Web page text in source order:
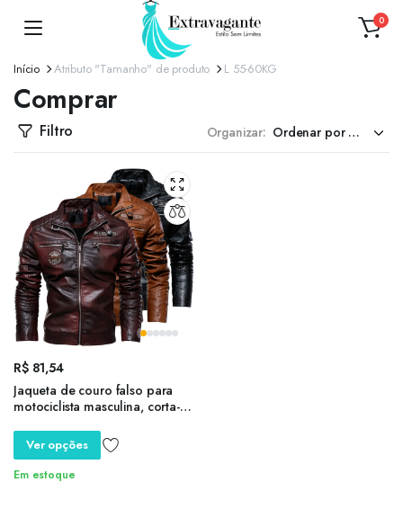
0
Início Atributo "Tamanho" de produto L 55-60KG
Comprar
Filtro Organizar:
R$81,54
Jaqueta de couro falso para
motociclista masculina, corta-
casaco fino,
Ver opções
Em estoque